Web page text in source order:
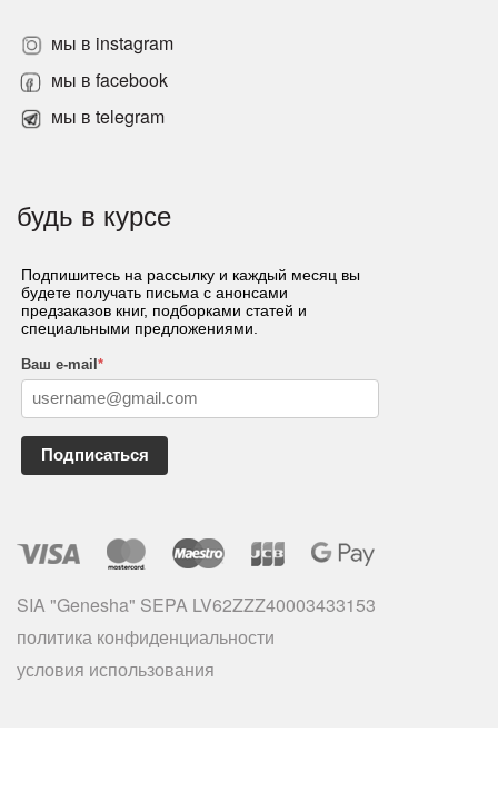
мы в instagram
мы в facebook
мы в telegram
будь в курсе
Подпишитесь на рассылку и каждый месяц вы
будете получать письма с анонсами
предзаказов книг, подборками статей и
специальными предложениями.
Ваш e-mail*
Подписаться
SIA "Genesha" SEPA LV62ZZZ40003433153
политика конфиденциальности
условия использования